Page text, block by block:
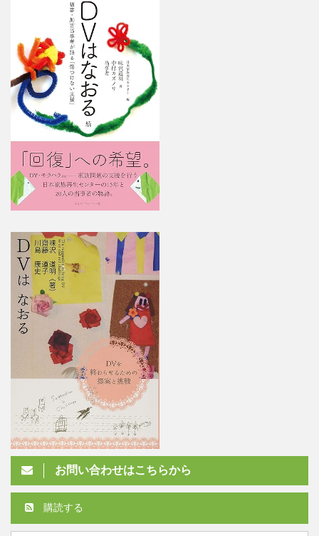
お問い合わせはこちらから
購読する